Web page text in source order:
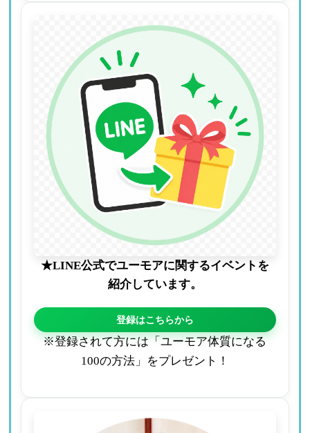
★LINE公式でユーモアに関するイベントを
紹介しています。
登録はこちらから
※登録されて方には「ユーモア体質になる
100の方法」をプレゼント！